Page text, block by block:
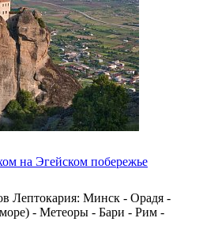
на Эгейском побережье
Лептокария: Минск - Орадя -
- Метеоры - Бари - Рим -